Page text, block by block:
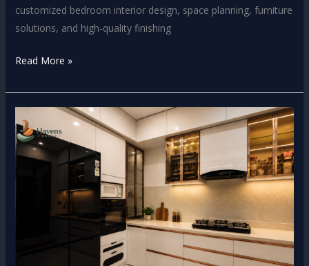
customized bedroom interior design, space planning, furniture
solutions, and high-quality finishing
Read More »
Luxury
Kitchen
Havens